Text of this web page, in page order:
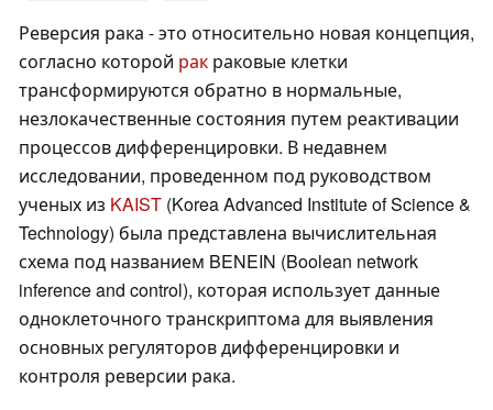
Реверсия рака - это относительно новая концепция,
согласно которой рак раковые клетки
трансформируются обратно в нормальные,
незлокачественные состояния путем реактивации
процессов дифференцировки. В недавнем
исследовании, проведенном под руководством
ученых из KAIST (Korea Advanced Institute of Science &
Technology) была представлена вычислительная
схема под названием BENEIN (Boolean network
inference and control), которая использует данные
одноклеточного транскриптома для выявления
основных регуляторов дифференцировки и
контроля реверсии рака.